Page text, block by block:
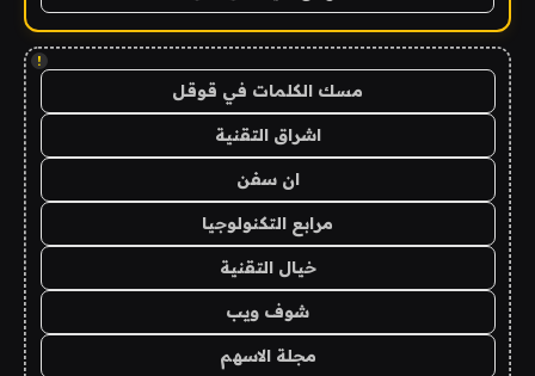
!
مسك الكلمات في قوقل
اشراق التقنية
ان سفن
مرابع التكنولوجيا
خيال التقنية
شوف ويب
مجلة الاسهم